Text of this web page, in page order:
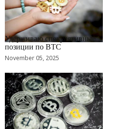
RRCNEWS_RU
Удерживаю спекулятивные
позиции по BTC
November 05, 2025
RRCNEWS_RU